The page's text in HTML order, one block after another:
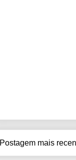
Postagem mais